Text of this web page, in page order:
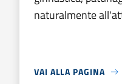
naturalmente
VAI ALLA PAGINA